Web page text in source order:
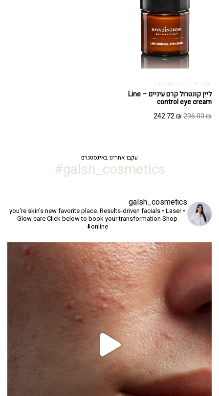
אנטי אייג'ינג לעור צעיר
ליין קונטרול קרם עיניים – Line
control eye cream
296.00₪
המחיר242.72₪
המחיר
עקבו אחרינו באינסטגרם
galsh_cosmetics#
galsh_cosmetics
you're skin's new favorite place.Results-driven facials • Laser •
Glow careClick below to book your transformation Shop
online⬇️